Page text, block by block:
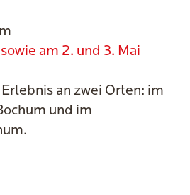
am 2. und 3. Mai
an zwei Orten: im
und im